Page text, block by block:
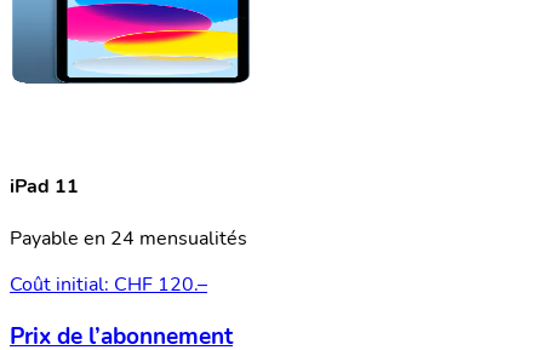
iPad 11
Payable en 24 mensualités
Coût initial: CHF 120.–
Prix de l’abonnement